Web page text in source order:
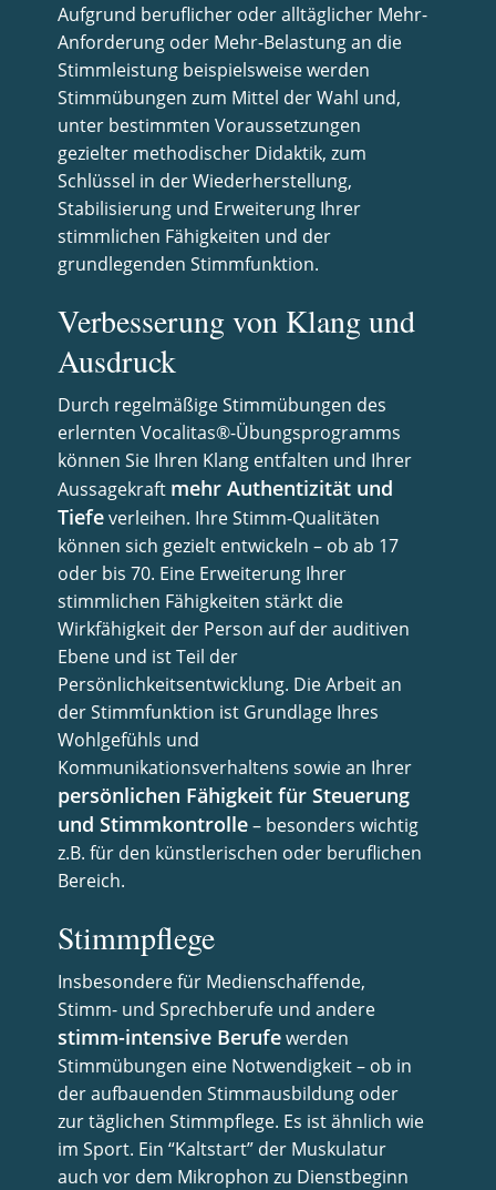
Aufgrund beruflicher oder alltäglicher Mehr-
Anforderung oder Mehr-Belastung an die
Stimmleistung beispielsweise werden
Stimmübungen zum Mittel der Wahl und,
unter bestimmten Voraussetzungen
gezielter methodischer Didaktik, zum
Schlüssel in der Wiederherstellung,
Stabilisierung und Erweiterung Ihrer
stimmlichen Fähigkeiten und der
grundlegenden Stimmfunktion.
Verbesserung von Klang und
Ausdruck
Durch regelmäßige Stimmübungen des
erlernten Vocalitas®-Übungsprogramms
können Sie Ihren Klang entfalten und Ihrer
Aussagekraft mehr Authentizität und
Tiefeverleihen. Ihre Stimm-Qualitäten
können sich gezielt entwickeln – ob ab 17
oder bis 70. Eine Erweiterung Ihrer
stimmlichen Fähigkeiten stärkt die
Wirkfähigkeit der Person auf der auditiven
Ebene und ist Teil der
Persönlichkeitsentwicklung. Die Arbeit an
der Stimmfunktion ist Grundlage Ihres
Wohlgefühls und
Kommunikationsverhaltens sowie an Ihrer
persönlichen Fähigkeit für Steuerung
und Stimmkontrolle– besonders wichtig
z.B. für den künstlerischen oder beruflichen
Bereich.
Stimmpflege
Insbesondere für Medienschaffende,
Stimm- und Sprechberufe und andere
stimm-intensive Berufewerden
Stimmübungen eine Notwendigkeit – ob in
der aufbauenden Stimmausbildung oder
zur täglichen Stimmpflege. Es ist ähnlich wie
im Sport. Ein “Kaltstart” der Muskulatur
auch vor dem Mikrophon zu Dienstbeginn